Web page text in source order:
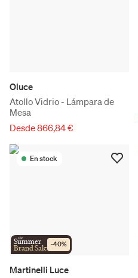
Oluce
Atollo Vidrio - Lámpara de
Mesa
Desde 866,84 €
En stock
the
Summer
Brand Sale -40%
Martinelli Luce